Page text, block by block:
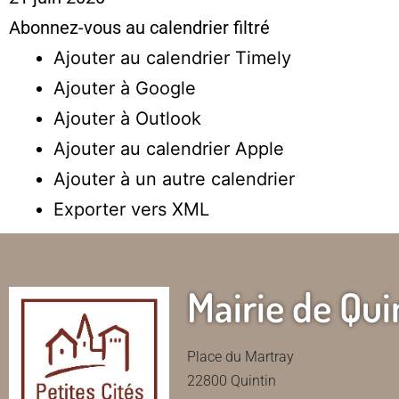
Abonnez-vous au calendrier filtré
Ajouter au calendrier Timely
Ajouter à Google
Ajouter à Outlook
Ajouter au calendrier Apple
Ajouter à un autre calendrier
Exporter vers XML
Mairie de
Place du Martray
22800 Quintin